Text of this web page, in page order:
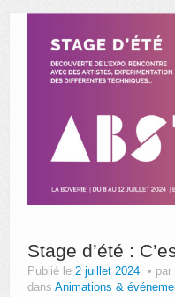
ANIMATIONS DES
LES APPELS À
Stage d’été :
Publié le 2 juillet 2024 par
dans Animations &